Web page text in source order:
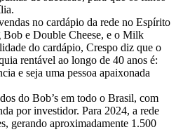
no cardápio da rede no Espírito
Bob e Double Cheese, e o Milk
do cardápio, Crespo diz que o
rentável ao longo de 40 anos é:
e seja uma pessoa apaixonada
do Bob’s em todo o Brasil, com
por investidor. Para 2024, a rede
gerando aproximadamente 1.500